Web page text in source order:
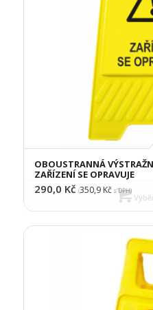
OBOUSTRANNÁ
ZAŘÍZENÍ SE OPRAVUJE
290,0 Kč (350,9Kčs DPH)